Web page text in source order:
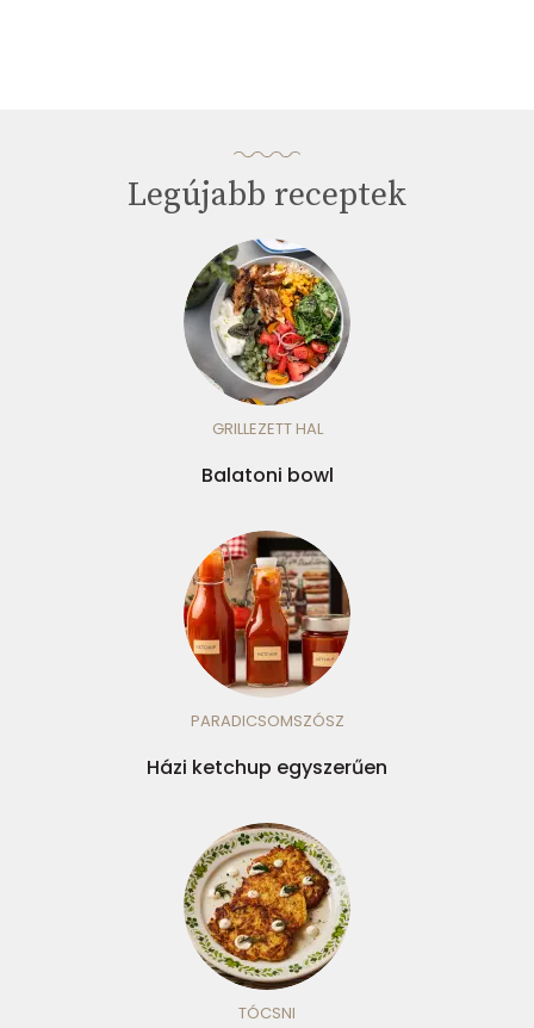
Legújabb receptek
GRILLEZETT HAL
Balatoni bowl
PARADICSOMSZÓSZ
Házi ketchup egyszerűen
TÓCSNI